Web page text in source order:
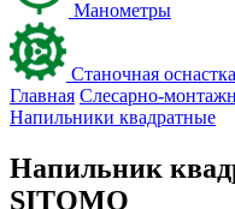
Манометры
Станочная оснастка
Главная Слесарно-
Напильники квадратные
Напильник
SITOMO